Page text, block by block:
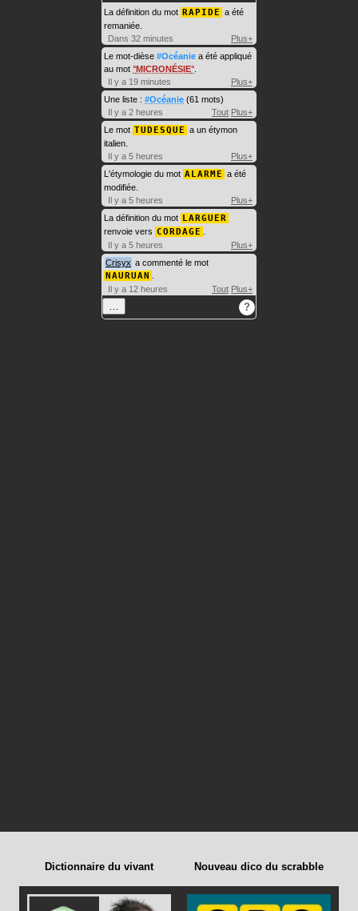
La définition du mot RAPIDE a été
remaniée.
Dans 32 minutes
Plus+
Le mot-dièse #Océanie a été appliqué
au mot MICRONÉSIE
Il y a 19 minutes
Plus+
Une liste : #Océanie (61 mots)
Il y a 2 heures
Tout Plus+
Le mot TUDESQUE a un étymon
italien.
Il y a 5 heures
Plus+
L'étymologie du mot ALARME a été
modifiée.
Il y a 5 heures
Plus+
La définition du mot LARGUER
renvoie vers CORDAGE
Il y a 5 heures
Plus+
Crisyx a commenté le mot
NAURUAN
Il y a 12 heures
Tout Plus+
… ?
Dictionnaire du vivant Nouveau dico du scrabble